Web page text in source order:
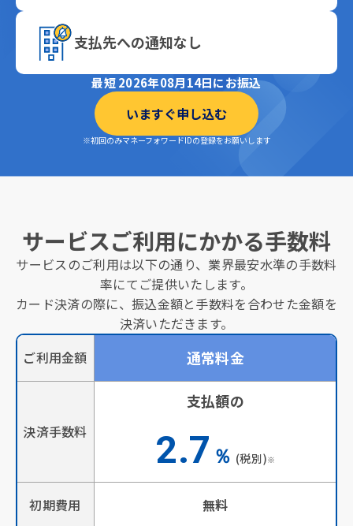
支払先への通知なし
最短 2026年08月14日にお振込
いますぐ申し込む
※初回のみマネーフォワードIDの登録をお願いします
サービスご利用にかかる手数料
サービスのご利用は以下の通り、業界最安水準の手数料
率にてご提供いたします。
カード決済の際に、振込金額と手数料を合わせた金額を
決済いただきます。
ご利用金額
通常料金
決済手数料
支払額の
2.7 ％ (税別)※
初期費用 無料